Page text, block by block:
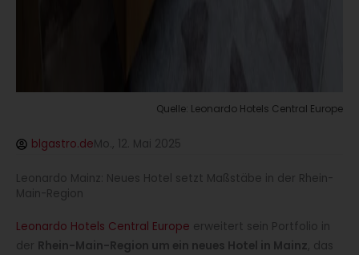
Quelle: Leonardo Hotels Central Europe
blgastro.deMo., 12. Mai 2025
Leonardo Mainz: Neues Hotel setzt Maßstäbe in der Rhein-
Main-Region
Leonardo Hotels Central Europe erweitert sein Portfolio in
der Rhein-Main-Region um ein neues Hotel in Mainz, das